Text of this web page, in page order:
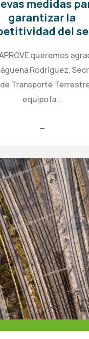
medidas
garantizar la
del
queremos
Rodríguez,
Transporte
equipo la...